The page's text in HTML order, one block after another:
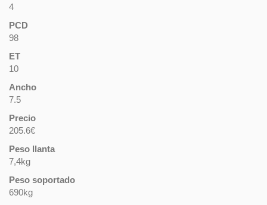
4
PCD
98
ET
10
Ancho
7.5
Precio
205.6€
Peso llanta
7,4kg
Peso soportado
690kg